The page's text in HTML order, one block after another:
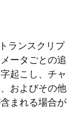
ランスクリプ
ータごとの追
起こし、チャ
およびその他
まれる場合が